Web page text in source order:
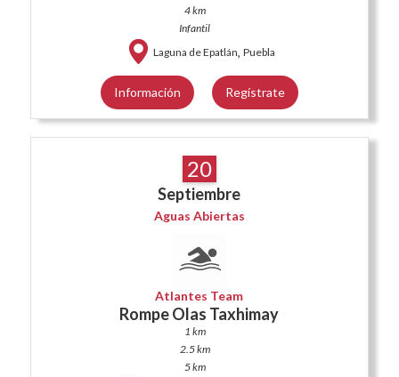
4 km
Infantil
Laguna de Epatlán, Puebla
Información Regístrate
20
Septiembre
Aguas Abiertas
Atlantes Team
Rompe Olas Taxhimay
1 km
2.5 km
5 km